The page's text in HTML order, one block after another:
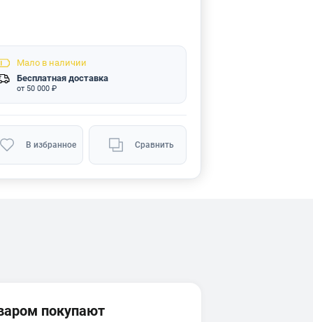
Мало в наличии
Бесплатная доставка
от 50 000 ₽
В избранное Сравнить
покупают